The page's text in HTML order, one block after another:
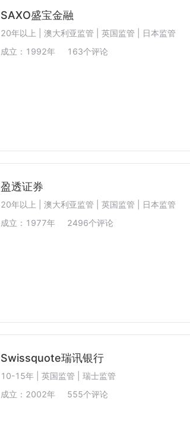
SAXO盛宝金融
20年以上 | 澳大利亚监管 | 英国监管 | 日本监管
成立： 1992年 163个评论
盈透证券
20年以上 | 澳大利亚监管 | 英国监管 | 日本监管
成立： 1977年 2496个评论
Swissquote瑞讯银行
10-15年 | 英国监管 | 瑞士监管
成立： 2002年 555个评论